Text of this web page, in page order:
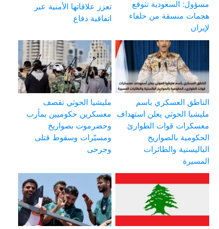
مسؤول: السعودية تتوقع
هجمات منسقة من حلفاء
لإيران
تعزز علاقاتها الأمنية عبر
اتفاقية دفاع
الناطق العسكري باسم
مليشيا الحوثي يعلن استهداف
معسكرات قوات الطوارئ
الحكومية بالصواريخ
الباليستية والطائرات
المسيرة
مليشيا الحوثي تقصف
معسكرين حكوميين بمأرب
وحضرموت بصواريخ
ومسيّرات وسقوط قتلى
وجرحى